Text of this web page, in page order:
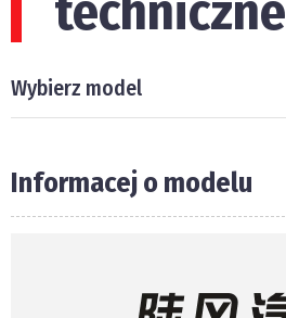
Wybierz model
Informacej o modelu